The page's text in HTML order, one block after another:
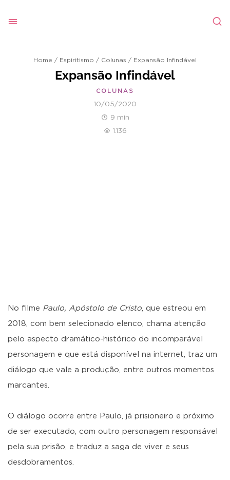
Home / Espiritismo / Colunas / Expansão Infindável
Expansão Infindável
COLUNAS
10/05/2020
9 min
1.136
No filme Paulo, Apóstolo de Cristo, que estreou em
2018, com bem selecionado elenco, chama atenção
pelo aspecto dramático-histórico do incomparável
personagem e que está disponível na internet, traz um
diálogo que vale a produção, entre outros momentos
marcantes.
O diálogo ocorre entre Paulo, já prisioneiro e próximo
de ser executado, com outro personagem responsável
pela sua prisão, e traduz a saga de viver e seus
desdobramentos.